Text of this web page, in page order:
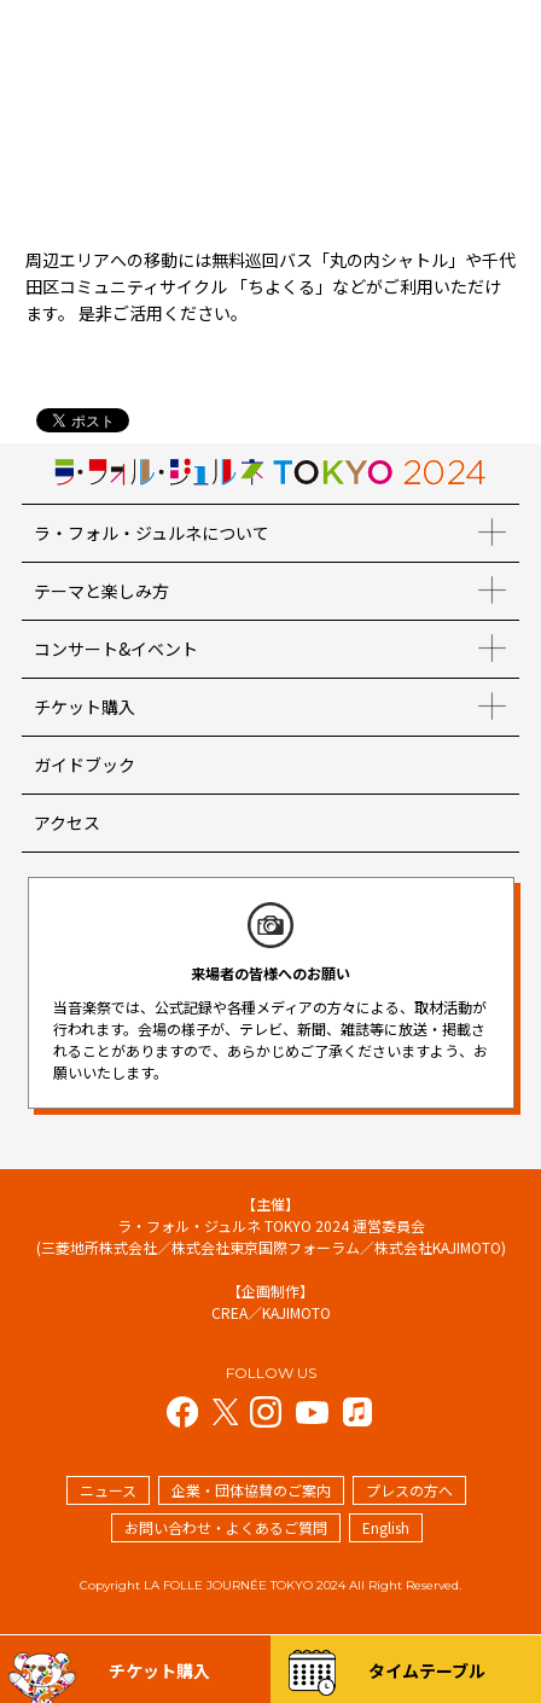
周辺エリアへの移動には無料巡回バス「丸の内シャトル」や千代
田区コミュニティサイクル 「ちよくる」などがご利用いただけ
ます。 是非ご活用ください。
ラ・フォル・ジュルネについて
テーマと楽しみ方
コンサート&イベント
チケット購入
ガイドブック
アクセス
来場者の皆様へのお願い
当音楽祭では、公式記録や各種メディアの方々による、取材活動が
行われます。 会場の様子が、テレビ、新聞、雑誌等に放送・掲載さ
れることがありますので、 あらかじめご了承くださいますよう、お
願いいたします。
【主催】
ラ・フォル・ジュルネ TOKYO 2024 運営委員会
(三菱地所株式会社／株式会社東京国際フォーラム／株式会社KAJIMOTO)
【企画制作】
CREA／KAJIMOTO
FOLLOW US
ニュース 企業・団体協賛のご案内
プレスの方へ
お問い合わせ・よくあるご質問
English
Copyright LA FOLLE JOURNÉE TOKYO 2024 All Right Reserved.
チケット購入 タイムテーブル